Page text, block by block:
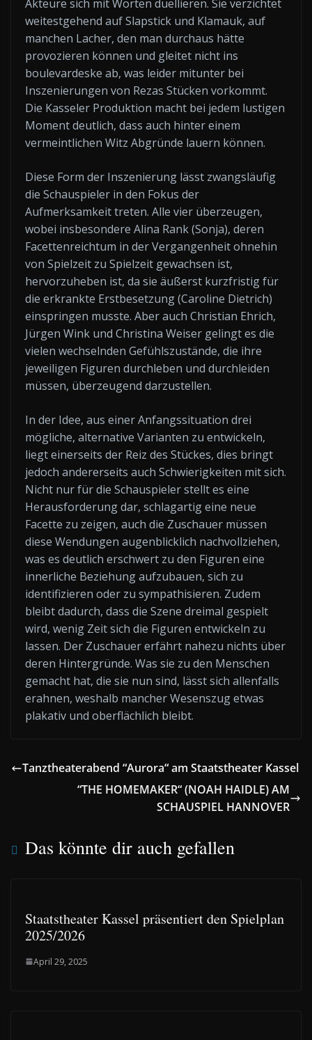
Akteure sich mit Worten duellieren. Sie verzichtet
weitestgehend auf Slapstick und Klamauk, auf
manchen Lacher, den man durchaus hätte
provozieren können und gleitet nicht ins
boulevardeske ab, was leider mitunter bei
Inszenierungen von Rezas Stücken vorkommt.
Die Kasseler Produktion macht bei jedem lustigen
Moment deutlich, dass auch hinter einem
vermeintlichen Witz Abgründe lauern können.
Diese Form der Inszenierung lässt zwangsläufig
die Schauspieler in den Fokus der
Aufmerksamkeit treten. Alle vier überzeugen,
wobei insbesondere Alina Rank (Sonja), deren
Facettenreichtum in der Vergangenheit ohnehin
von Spielzeit zu Spielzeit gewachsen ist,
hervorzuheben ist, da sie äußerst kurzfristig für
die erkrankte Erstbesetzung (Caroline Dietrich)
einspringen musste. Aber auch Christian Ehrich,
Jürgen Wink und Christina Weiser gelingt es die
vielen wechselnden Gefühlszustände, die ihre
jeweiligen Figuren durchleben und durchleiden
müssen, überzeugend darzustellen.
In der Idee, aus einer Anfangssituation drei
mögliche, alternative Varianten zu entwickeln,
liegt einerseits der Reiz des Stückes, dies bringt
jedoch andererseits auch Schwierigkeiten mit sich.
Nicht nur für die Schauspieler stellt es eine
Herausforderung dar, schlagartig eine neue
Facette zu zeigen, auch die Zuschauer müssen
diese Wendungen augenblicklich nachvollziehen,
was es deutlich erschwert zu den Figuren eine
innerliche Beziehung aufzubauen, sich zu
identifizieren oder zu sympathisieren. Zudem
bleibt dadurch, dass die Szene dreimal gespielt
wird, wenig Zeit sich die Figuren entwickeln zu
lassen. Der Zuschauer erfährt nahezu nichts über
deren Hintergründe. Was sie zu den Menschen
gemacht hat, die sie nun sind, lässt sich allenfalls
erahnen, weshalb mancher Wesenszug etwas
plakativ und oberflächlich bleibt.
Tanztheaterabend “Aurora“ am Staatstheater Kassel
“THE HOMEMAKER“ (NOAH HAIDLE) AM
SCHAUSPIEL HANNOVER
Das könnte dir auch gefallen
Staatstheater Kassel präsentiert den Spielplan
2025/2026
April 29, 2025